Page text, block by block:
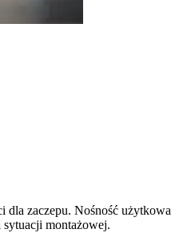
dla zaczepu. Nośność użytkowa
sytuacji montażowej.